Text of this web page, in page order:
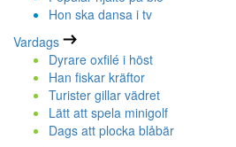
Hon ska dansa i tv
Vardags
Dyrare oxfilé i höst
Han fiskar kräftor
Turister gillar vädret
Lätt att spela minigolf
Dags att plocka blåbär